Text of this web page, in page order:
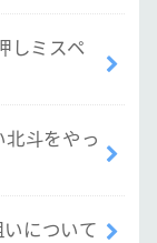
しミスペ
北斗をやっ
いについて